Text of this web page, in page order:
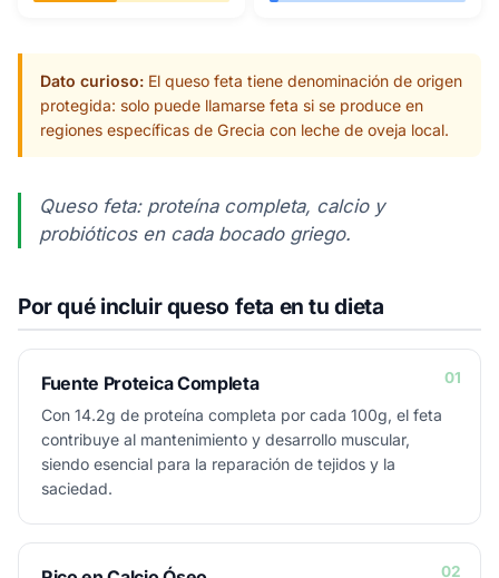
Dato curioso: El queso feta tiene denominación de origen
protegida: solo puede llamarse feta si se produce en
regiones específicas de Grecia con leche de oveja local.
Queso feta: proteína completa, calcio y
probióticos en cada bocado griego.
Por qué incluir queso feta en tu dieta
01
Fuente Proteica Completa
Con 14.2g de proteína completa por cada 100g, el feta
contribuye al mantenimiento y desarrollo muscular,
siendo esencial para la reparación de tejidos y la
saciedad.
02